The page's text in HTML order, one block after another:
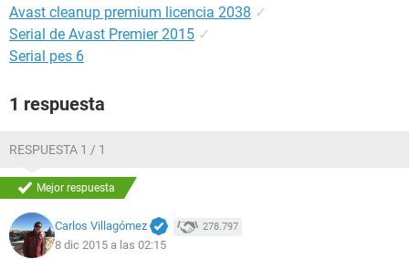
Avast cleanup premium licencia 2038 ✓
Serial de Avast Premier 2015 ✓
Serial pes 6
1 respuesta
RESPUESTA 1 / 1
Mejor respuesta
Carlos Villagómez 278.797
8 dic 2015 a las 02:15